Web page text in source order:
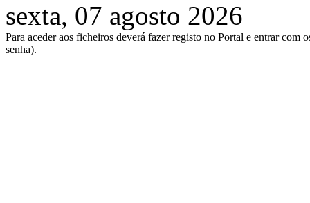
sexta, 07 agosto 2026
Para aceder aos ficheiros deverá fazer registo no Portal e entrar com
senha).